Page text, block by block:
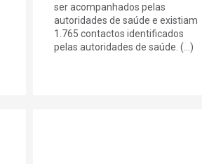
ser acompanhados pelas
autoridades de saúde e existiam
1.765 contactos identificados
pelas autoridades de saúde. (...)